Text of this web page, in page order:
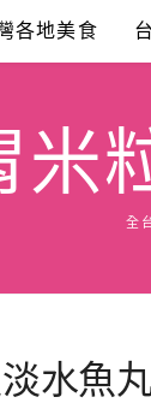
各地美食
米
全
水魚